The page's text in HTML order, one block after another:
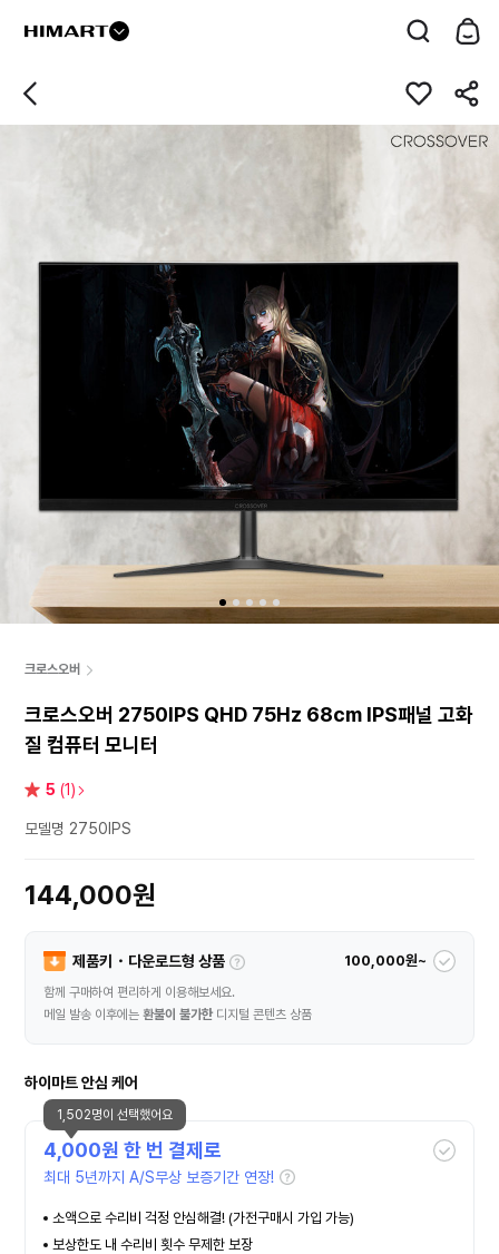
크로스오버
크로스오버 2750IPS QHD 75Hz 68cm IPS패널 고화
질 컴퓨터 모니터
별 5 (1)
모델명 2750IPS
144,000원
제품키・다운로드형 상품 100,000원~
함께 구매하여 편리하게 이용해보세요.
메일 발송 이후에는 환불이 불가한디지털 콘텐츠 상품
하이마트 안심 케어
4,000원 한 번 결제로
최대 5년까지 A/S무상 보증기간 연장!
소액으로 수리비 걱정 안심해결! (가전구매시 가입 가능)
보상한도 내 수리비 횟수 무제한 보장
1,502명이 선택했어요